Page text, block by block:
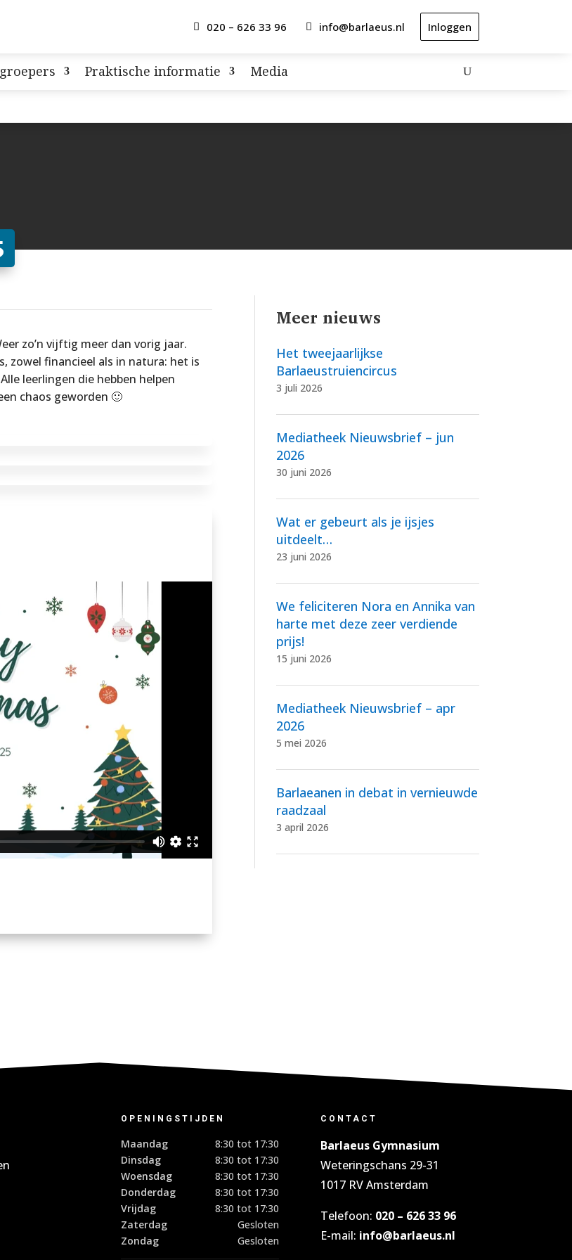
020 – 626 33 96 info@barlaeus.nl Inloggen
Praktische informatie Media
zo’n vijftig meer dan vorig jaar.
zowel financieel als in natura: het is
leerlingen die hebben helpen
chaos geworden 🙂
Meer nieuws
Het tweejaarlijkse
Barlaeustruiencircus
3 juli 2026
Mediatheek Nieuwsbrief – jun
2026
30 juni 2026
Wat er gebeurt als je ijsjes
uitdeelt…
23 juni 2026
We feliciteren Nora en Annika van
harte met deze zeer verdiende
prijs!
15 juni 2026
Mediatheek Nieuwsbrief – apr
2026
5 mei 2026
Barlaeanen in debat in vernieuwde
raadzaal
3 april 2026
OPENINGSTIJDEN
Maandag
8:30 tot 17:30
Dinsdag
8:30 tot 17:30
Woensdag
8:30 tot 17:30
Donderdag
8:30 tot 17:30
Vrijdag
8:30 tot 17:30
Zaterdag
Gesloten
Zondag
Gesloten
CONTACT
Barlaeus Gymnasium
Weteringschans 29-31
1017 RV Amsterdam
Telefoon: 020 – 626 33 96
E-mail: info@barlaeus.nl